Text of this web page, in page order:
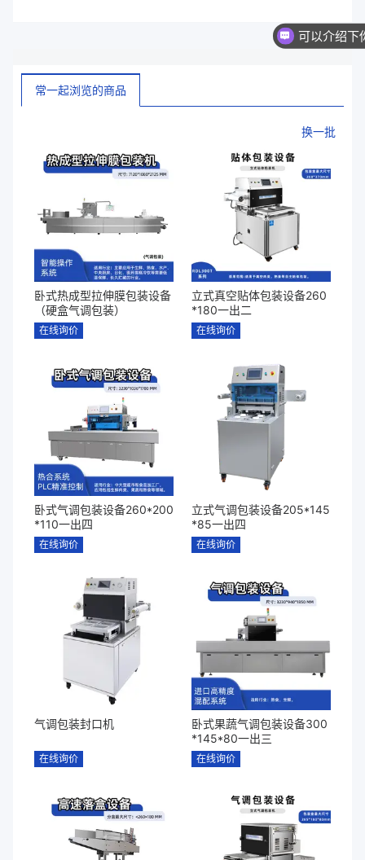
常一起浏览的商品
换一批
卧式热成型拉伸膜包装设备
（硬盒气调包装）
在线询价
立式真空贴体包装设备260
*180一出二
在线询价
卧式气调包装设备260*200
*110一出四
在线询价
立式气调包装设备205*145
*85一出四
在线询价
气调包装封口机
在线询价
卧式果蔬气调包装设备300
*145*80一出三
在线询价